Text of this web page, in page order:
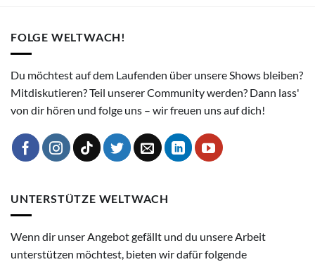
FOLGE WELTWACH!
Du möchtest auf dem Laufenden über unsere Shows bleiben?
Mitdiskutieren? Teil unserer Community werden? Dann lass'
von dir hören und folge uns – wir freuen uns auf dich!
UNTERSTÜTZE WELTWACH
Wenn dir unser Angebot gefällt und du unsere Arbeit
unterstützen möchtest, bieten wir dafür folgende